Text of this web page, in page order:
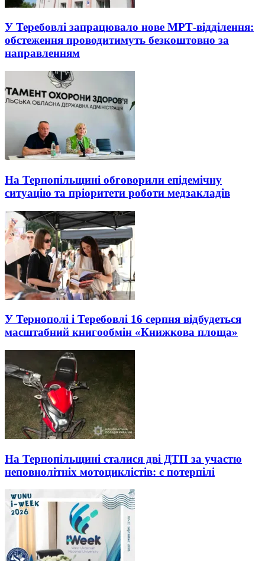
У Теребовлі запрацювало нове МРТ-відділення:
обстеження проводитимуть безкоштовно за
направленням
На Тернопільщині обговорили епідемічну
ситуацію та пріоритети роботи медзакладів
У Тернополі і Теребовлі 16 серпня відбудеться
масштабний книгообмін «Книжкова площа»
На Тернопільщині сталися дві ДТП за участю
неповнолітніх мотоциклістів: є потерпілі